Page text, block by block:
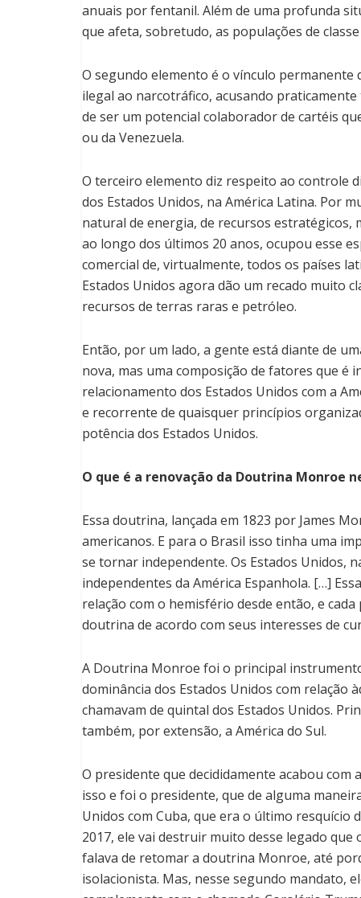
anuais por fentanil. Além de uma profunda
que afeta, sobretudo, as populações de
O segundo elemento é o vínculo
ilegal ao narcotráfico, acusando
de ser um potencial colaborador de cartéis
ou da Venezuela.
O terceiro elemento diz respeito ao controle
dos Estados Unidos, na América Latina. Por
natural de energia, de recursos estratégicos,
ao longo dos últimos 20 anos, ocupou esse
comercial de, virtualmente, todos os países
Estados Unidos agora dão um recado muito
recursos de terras raras e petróleo.
Então, por um lado, a gente está diante de
nova, mas uma composição de fatores que é
relacionamento dos Estados Unidos com a
e recorrente de quaisquer princípios
potência dos Estados Unidos.
O que é a renovação da Doutrina Monroe
Essa doutrina, lançada em 1823 por James
americanos. E para o Brasil isso tinha uma
se tornar independente. Os Estados Unidos,
independentes da América Espanhola. […]
relação com o hemisfério desde então, e
doutrina de acordo com seus interesses de
A Doutrina Monroe foi o principal
dominância dos Estados Unidos com relação
chamavam de quintal dos Estados Unidos.
também, por extensão, a América do Sul.
O presidente que decididamente acabou
isso e foi o presidente, que de alguma
Unidos com Cuba, que era o último resquício
2017, ele vai destruir muito desse legado
falava de retomar a doutrina Monroe, até
isolacionista. Mas, nesse segundo mandato,